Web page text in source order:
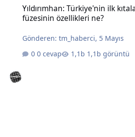
Yıldırımhan: Türkiye'nin ilk
füzesinin özellikleri ne?
Gönderen:tm_haberci, 5 Mayıs
0 cevap
1,1b görüntü